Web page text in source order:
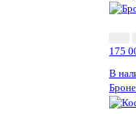
175
В